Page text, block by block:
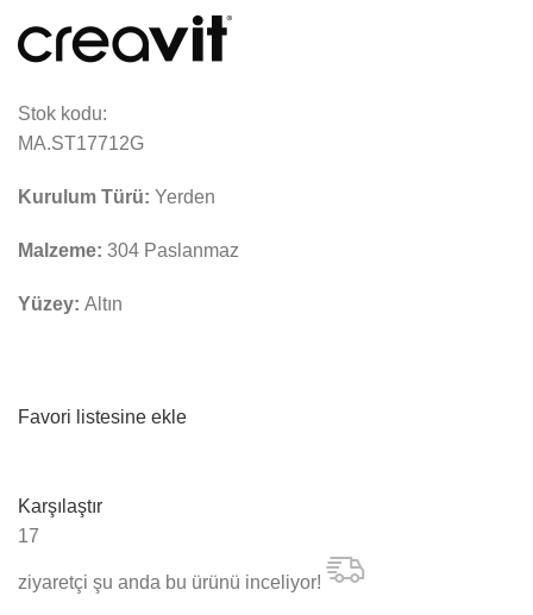
Stok kodu:
MA.ST17712G
Kurulum Türü: Yerden
Malzeme: 304 Paslanmaz
Yüzey: Altın
Favori listesine ekle
Karşılaştır
17
ziyaretçi şu anda bu ürünü inceliyor!